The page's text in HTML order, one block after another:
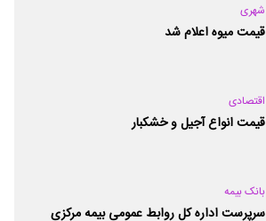
شهری
قیمت میوه اعلام شد
اقتصادی
قیمت انواع آجیل و خشکبار
بانک بیمه
سرپرست اداره کل روابط عمومی بیمه مرکزی